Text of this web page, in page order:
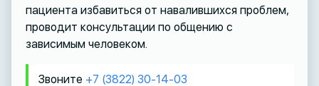
пациента избавиться от навалившихся проблем,
проводит консультации по общению с
зависимым человеком.
Звоните +7 (3822) 30-14-03